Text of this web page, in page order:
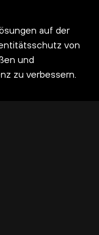
auf der
von
und
zu verbessern.